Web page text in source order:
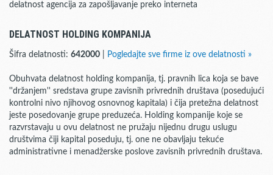
delatnost agencija za zapošljavanje preko interneta
DELATNOST HOLDING KOMPANIJA
Šifra delatnosti: 642000 Pogledajte sve firme iz ove delatnosti »
Obuhvata delatnost holding kompanija, tj. pravnih lica koja se bave
''držanjem'' sredstava grupe zavisnih privrednih društava (posedujući
kontrolni nivo njihovog osnovnog kapitala) i čija pretežna delatnost
jeste posedovanje grupe preduzeća. Holding kompanije koje se
razvrstavaju u ovu delatnost ne pružaju nijednu drugu uslugu
društvima čiji kapital poseduju, tj. one ne obavljaju tekuće
administrativne i menadžerske poslove zavisnih privrednih društava.